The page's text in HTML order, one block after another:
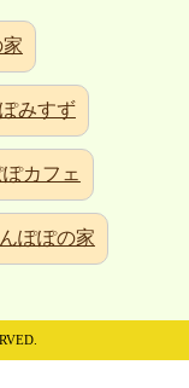
みすず
カフェ
ぽぽの家